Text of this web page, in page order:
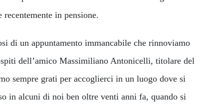
recentemente in pensione.
di un appuntamento immancabile che rinnoviamo
dell’amico Massimiliano Antonicelli, titolare del
sempre grati per accoglierci in un luogo dove si
in alcuni di noi ben oltre venti anni fa, quando si